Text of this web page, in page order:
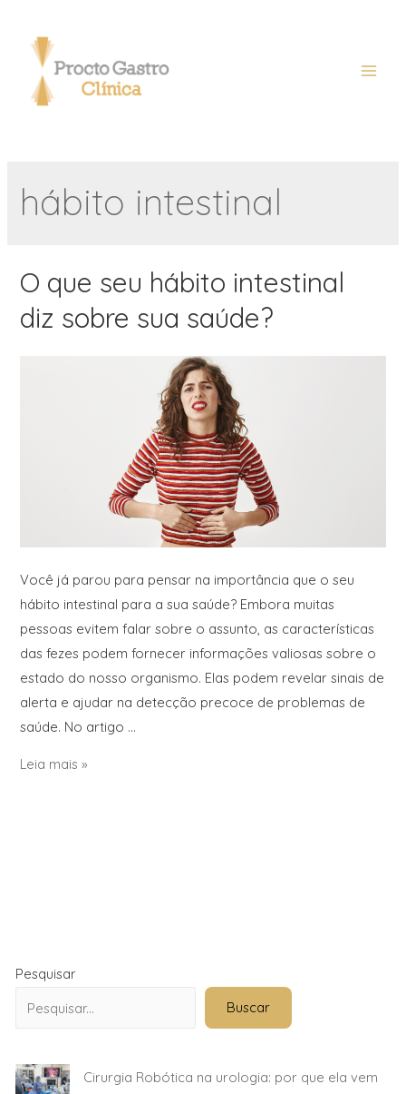
hábito intestinal
O que seu hábito intestinal
diz sobre sua saúde?
Você já parou para pensar na importância que o seu
hábito intestinal para a sua saúde? Embora muitas
pessoas evitem falar sobre o assunto, as características
das fezes podem fornecer informações valiosas sobre o
estado do nosso organismo. Elas podem revelar sinais de
alerta e ajudar na detecção precoce de problemas de
saúde. No artigo …
Leia mais »
Pesquisar
Buscar
Cirurgia Robótica na urologia: por que ela vem